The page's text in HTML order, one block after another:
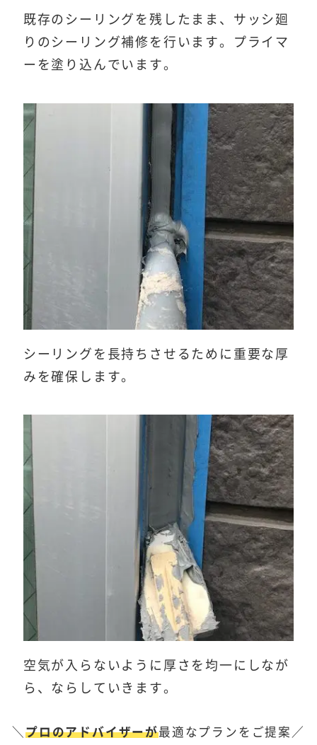
既存のシーリングを残したまま、サッシ廻
りのシーリング補修を行います。プライマ
ーを塗り込んでいます。
シーリングを長持ちさせるために重要な厚
みを確保します。
空気が入らないように厚さを均一にしなが
ら、ならしていきます。
＼プロのアドバイザーが最適なプランをご提案／